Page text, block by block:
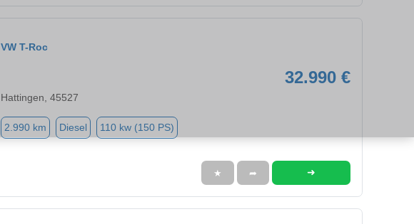
VW T-Roc
32.990 €
Hattingen, 45527
2.990 km Diesel 110 kw (150 PS)
★ ➦ ➜